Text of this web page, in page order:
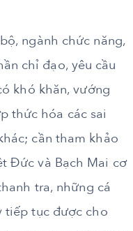
ngành chức năng,
chỉ đạo, yêu cầu
khó khăn, vướng
thức hóa các sai
cần tham khảo
Đức và Bạch Mai cơ
tra, những cá
tiếp tục được cho